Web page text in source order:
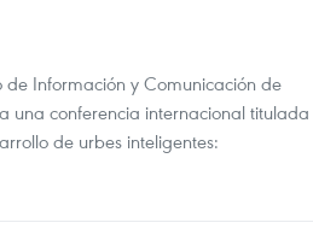
Información y Comunicación de
una conferencia internacional titulada
de urbes inteligentes: